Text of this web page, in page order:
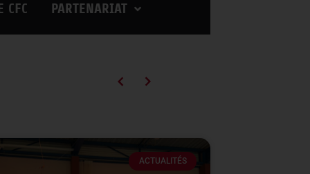
CFC PARTENARIAT
ACTUALITÉS